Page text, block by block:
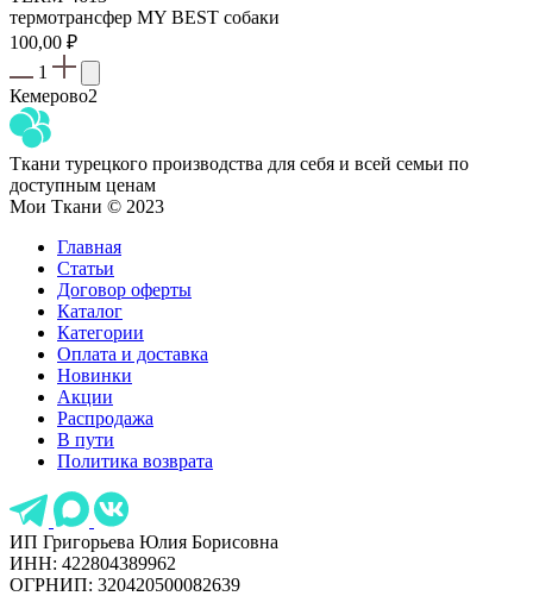
термотрансфер MY BEST собаки
100,00 ₽
1
Кемерово2
Ткани турецкого производства для себя и всей семьи по
доступным ценам
Мои Ткани © 2023
Главная
Статьи
Договор оферты
Каталог
Категории
Оплата и доставка
Новинки
Акции
Распродажа
В пути
Политика возврата
ИП Григорьева Юлия Борисовна
ИНН: 422804389962
ОГРНИП: 320420500082639